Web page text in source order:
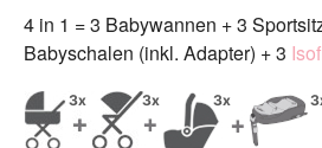
4 in 1 = 3 Babywannen + 3
Babyschalen (inkl. Adapter) + 3